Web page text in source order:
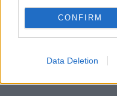
CONFIRM
Data Deletion